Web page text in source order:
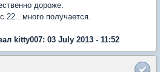
дороже.
22...много получается.
kitty007: 03 July 2013 - 11:52